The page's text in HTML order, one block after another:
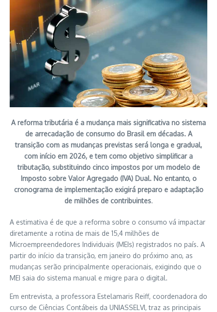
A reforma tributária é a mudança mais significativa no sistema
de arrecadação de consumo do Brasil em décadas. A
transição com as mudanças previstas será longa e gradual,
com início em 2026, e tem como objetivo simplificar a
tributação, substituindo cinco impostos por um modelo de
Imposto sobre Valor Agregado (IVA) Dual. No entanto, o
cronograma de implementação exigirá preparo e adaptação
de milhões de contribuintes.
A estimativa é de que a reforma sobre o consumo vá impactar
diretamente a rotina de mais de 15,4 milhões de
Microempreendedores Individuais (MEIs) registrados no país. A
partir do início da transição, em janeiro do próximo ano, as
mudanças serão principalmente operacionais, exigindo que o
MEI saia do sistema manual e migre para o digital.
Em entrevista, a professora Estelamaris Reiff, coordenadora do
curso de Ciências Contábeis da UNIASSELVI, traz as principais